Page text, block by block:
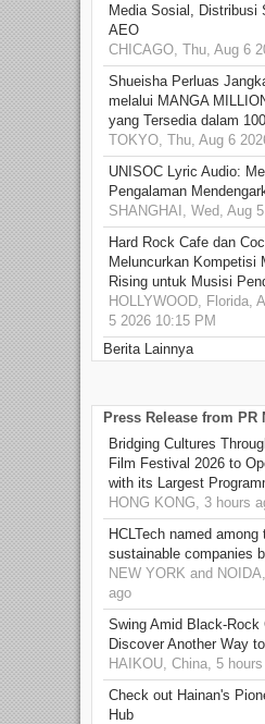
Media Sosial, Distribusi
AEO
CHICAGO, Thu, Aug 6
Shueisha Perluas
melalui MANGA
yang Tersedia dalam
TOKYO, Thu, Aug 6
UNISOC Lyric Audio:
Pengalaman
SHANGHAI, Wed, Aug
Hard Rock Cafe dan
Meluncurkan Kompetisi
Rising untuk Musisi
HOLLYWOOD, Florida,
5 2026 10:15 PM
Berita Lainnya
Press Release from PR
Bridging Cultures
Film Festival 2026 to
with its Largest
HONG KONG, 3 hours
HCLTech named
sustainable companies
NEW YORK and
ago
Swing Amid Black‑Rock
Discover Another Way
HAIKOU, China, 5
Check out Hainan's
Hub